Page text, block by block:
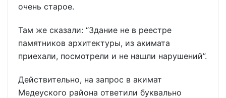
очень старое.
Там же сказали: “Здание не в реестре
памятников архитектуры, из акимата
приехали, посмотрели и не нашли нарушений”.
Действительно, на запрос в акимат
Медеуского района ответили буквально